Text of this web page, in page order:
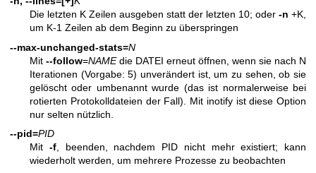
Die letzten K Zeilen ausgeben statt der letzten 10; oder -n +K,
um K-1 Zeilen ab dem Beginn zu überspringen
--max-unchanged-stats=N
Mit --follow=NAMEdie DATEI erneut öffnen, wenn sie nach N
Iterationen (Vorgabe: 5) unverändert ist, um zu sehen, ob sie
gelöscht oder umbenannt wurde (das ist normalerweise bei
rotierten Protokolldateien der Fall). Mit inotify ist diese Option
nur selten nützlich.
--pid=PID
Mit -f, beenden, nachdem PID nicht mehr existiert; kann
wiederholt werden, um mehrere Prozesse zu beobachten